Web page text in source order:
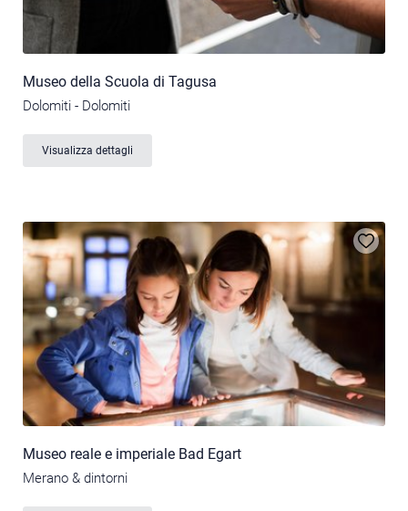
Museo della Scuola di Tagusa
Dolomiti - Dolomiti
Visualizza dettagli
Museo reale e imperiale Bad Egart
Merano & dintorni